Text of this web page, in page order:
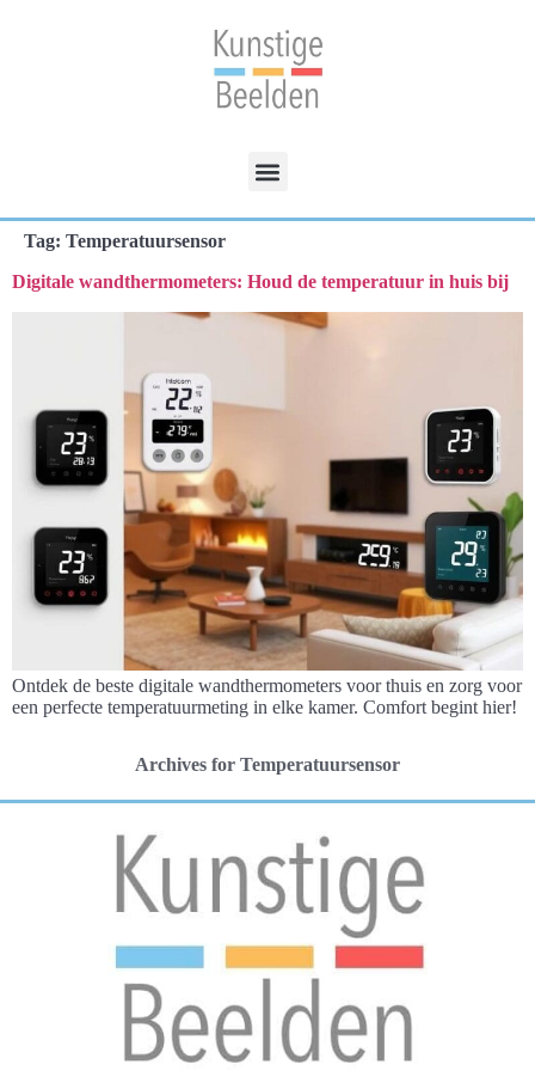
Tag: Temperatuursensor
Digitale wandthermometers: Houd de temperatuur in huis bij
Ontdek de beste digitale wandthermometers voor thuis en zorg voor
een perfecte temperatuurmeting in elke kamer. Comfort begint hier!
Archives for Temperatuursensor